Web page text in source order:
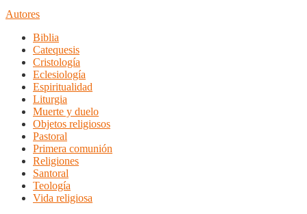
Autores
Biblia
Catequesis
Cristología
Eclesiología
Espiritualidad
Liturgia
Muerte y duelo
Objetos religiosos
Pastoral
Primera comunión
Religiones
Santoral
Teología
Vida religiosa